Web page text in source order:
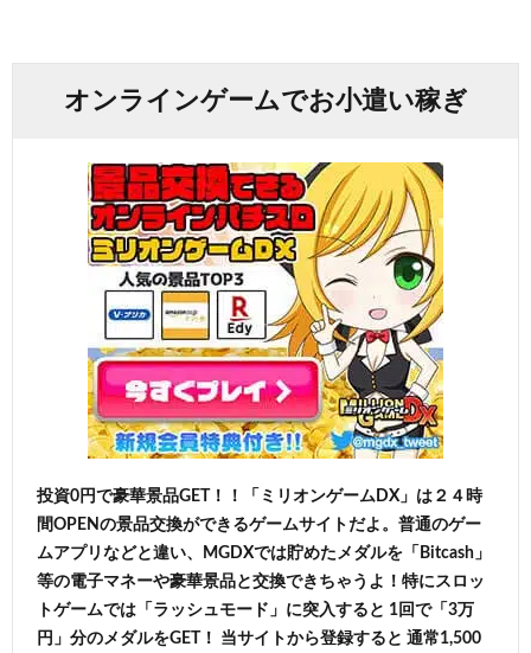
オンラインゲームでお小遣い稼ぎ
投資0円で豪華景品GET！！「ミリオンゲームDX」は２４時
間OPENの景品交換ができるゲームサイトだよ。普通のゲー
ムアプリなどと違い、MGDXでは貯めたメダルを「Bitcash」
等の電子マネーや豪華景品と交換できちゃうよ！特にスロッ
トゲームでは「ラッシュモード」に突入すると 1回で「3万
円」分のメダルをGET！ 当サイトから登録すると 通常1,500